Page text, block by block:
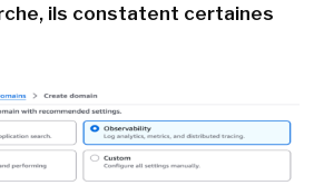
ils constatent certaines